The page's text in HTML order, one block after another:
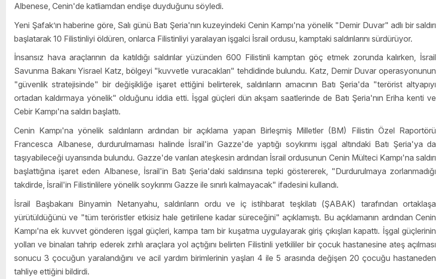
Albenese, Cenin'de katliamdan endişe duyduğunu söyledi.
Yeni Şafak’ın haberine göre, Salı günü Batı Şeria'nın kuzeyindeki Cenin Kampı'na yönelik "Demir Duvar" adlı bir saldırı
başlatarak 10 Filistinliyi öldüren, onlarca Filistinliyi yaralayan işgalci İsrail ordusu, kamptaki saldırılarını sürdürüyor.
İnsansız hava araçlarının da katıldığı saldırılar yüzünden 600 Filistinli kamptan göç etmek zorunda kalırken, İsrail
Savunma Bakanı Yisrael Katz, bölgeyi "kuvvetle vuracakları" tehdidinde bulundu. Katz, Demir Duvar operasyonunun
"güvenlik stratejisinde" bir değişikliğe işaret ettiğini belirterek, saldırıların amacının Batı Şeria'da "terörist altyapıyı
ortadan kaldırmaya yönelik" olduğunu iddia etti. İşgal güçleri dün akşam saatlerinde de Batı Şeria'nın Eriha kenti ve
Cebir Kampı'na saldırı başlattı.
Cenin Kampı'na yönelik saldırıların ardından bir açıklama yapan Birleşmiş Milletler (BM) Filistin Özel Raportörü
Francesca Albanese, durdurulmaması halinde İsrail'in Gazze'de yaptığı soykırımı işgal altındaki Batı Şeria'ya da
taşıyabileceği uyarısında bulundu. Gazze'de varılan ateşkesin ardından İsrail ordusunun Cenin Mülteci Kampı'na saldırı
başlattığına işaret eden Albanese, İsrail'in Batı Şeria'daki saldırısına tepki göstererek, "Durdurulmaya zorlanmadığı
takdirde, İsrail'in Filistinlilere yönelik soykırımı Gazze ile sınırlı kalmayacak" ifadesini kullandı.
İsrail Başbakanı Binyamin Netanyahu, saldırıların ordu ve iç istihbarat teşkilatı (ŞABAK) tarafından ortaklaşa
yürütüldüğünü ve "tüm teröristler etkisiz hale getirilene kadar süreceğini" açıklamıştı. Bu açıklamanın ardından Cenin
Kampı'na ek kuvvet gönderen işgal güçleri, kampa tam bir kuşatma uygulayarak giriş çıkışları kapattı. İşgal güçlerinin
yolları ve binaları tahrip ederek zırhlı araçlara yol açtığını belirten Filistinli yetkililer bir çocuk hastanesine ateş açılması
sonucu 3 çocuğun yaralandığını ve acil yardım birimlerinin yaşları 4 ile 5 arasında değişen 20 çocuğu hastaneden
tahliye ettiğini bildirdi.